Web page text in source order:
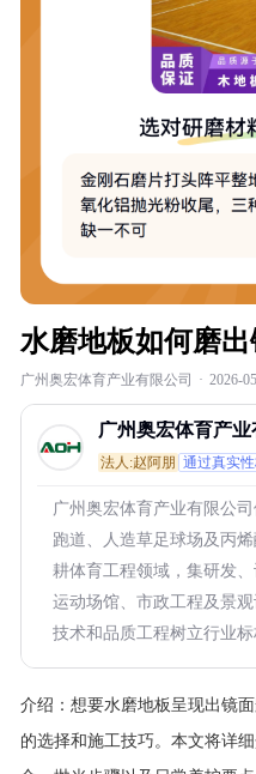
水磨地板如何磨
广州奥宏体育产业有限公司 · 2026-
广州奥宏体育产业
法人:赵阿朋 通过真实
广州奥宏体育产业有限公
跑道、人造草足球场及丙
耕体育工程领域，集研发
运动场馆、市政工程及景
技术和品质工程树立行业标
介绍： 想要水磨地板呈现出镜
的选择和施工技巧。本文将详